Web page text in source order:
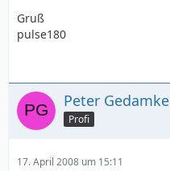
Gruß
pulse180
Peter Gedamke
Profi
17. April 2008 um 15:11